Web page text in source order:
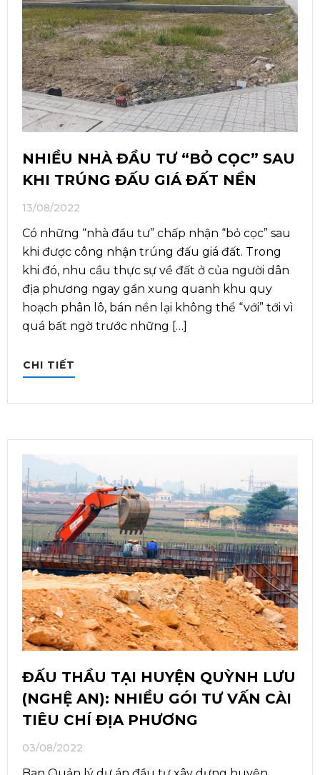
NHIỀU NHÀ ĐẦU TƯ “BỎ CỌC” SAU
KHI TRÚNG ĐẤU GIÁ ĐẤT NỀN
13/08/2022
Có những “nhà đầu tư” chấp nhận “bỏ cọc” sau
khi được công nhận trúng đấu giá đất. Trong
khi đó, nhu cầu thực sự về đất ở của người dân
địa phương ngay gần xung quanh khu quy
hoạch phân lô, bán nền lại không thể “với” tới vì
quá bất ngờ trước những […]
CHI TIẾT
ĐẤU THẦU TẠI HUYỆN QUỲNH LƯU
(NGHỆ AN): NHIỀU GÓI TƯ VẤN CÀI
TIÊU CHÍ ĐỊA PHƯƠNG
03/08/2022